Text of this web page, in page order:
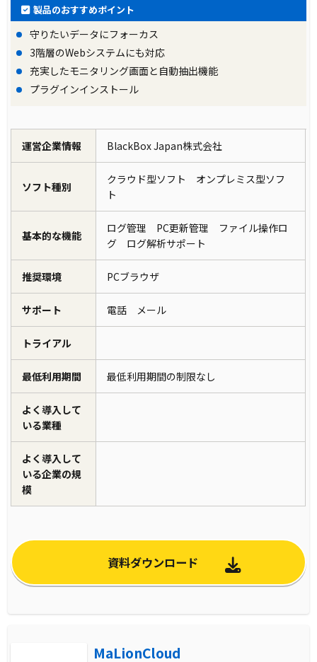
製品のおすすめポイント
守りたいデータにフォーカス
3階層のWebシステムにも対応
充実したモニタリング画面と自動抽出機能
プラグインインストール
運営企業情報 BlackBox Japan株式会社
ソフト種別
クラウド型ソフト オンプレミス型ソフ
ト
基本的な機能
ログ管理 PC更新管理 ファイル操作ロ
グ ログ解析サポート
推奨環境 PCブラウザ
サポート 電話 メール
トライアル
最低利用期間 最低利用期間の制限なし
よく導入して
いる業種
よく導入して
いる企業の規
模
資料ダウンロード
MaLionCloud